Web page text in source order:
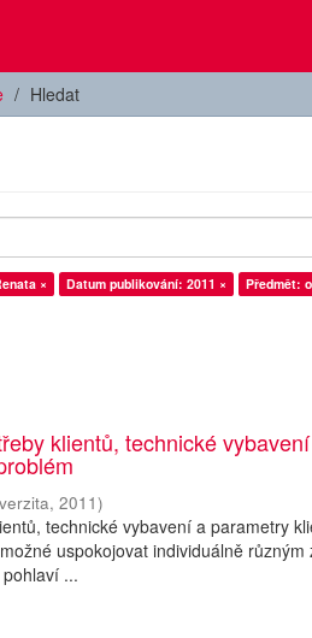
Hledat
× Datum publikování: 2011 ×
Předmět:
klientů, technické
,2011)
technické vybavení a parametry
uspokojovat individuálně
...